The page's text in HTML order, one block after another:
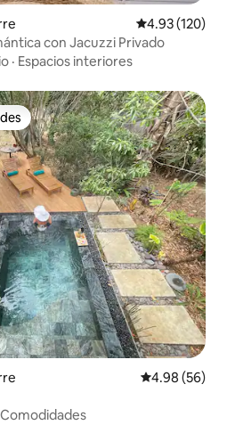
Calificación
4.93 (120)
con Jacuzzi Privado
· Espacios interiores
preferido
Calificación
4.98 (56)
Comodidades